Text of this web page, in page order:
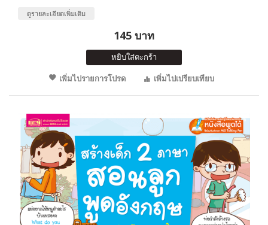
ดูรายละเอียดเพิ่มเติม
145 บาท
หยิบใส่ตะกร้า
เพิ่มไปรายการโปรด
เพิ่มไปเปรียบเทียบ